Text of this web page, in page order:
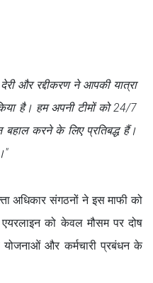
और रद्दीकरण ने आपकी यात्रा
है। हम अपनी टीमों को 24/7
बहाल करने के लिए प्रतिबद्ध हैं।
अधिकार संगठनों ने इस माफी को
को केवल मौसम पर दोष
और कर्मचारी प्रबंधन के